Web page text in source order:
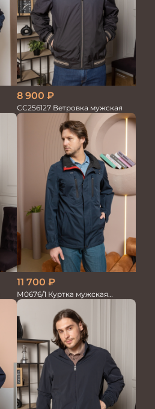
8 900 ₽
СС256127 Ветровка мужская
11 700 ₽
М0676/1 Куртка мужская
т.синий/красный